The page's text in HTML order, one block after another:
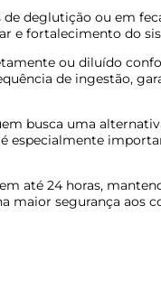
de deglutição ou em
e fortalecimento do
ou diluído
de ingestão,
busca uma
especialmente
até 24 horas,
maior segurança aos